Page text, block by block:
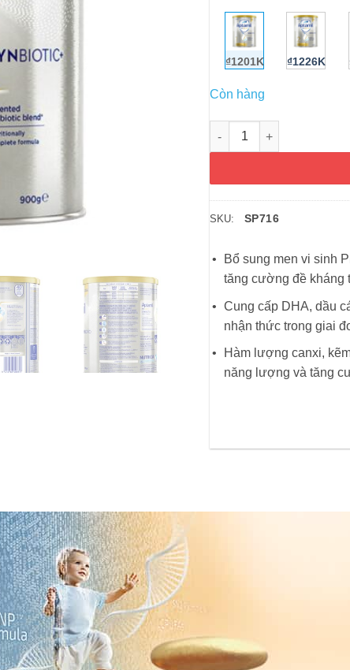
₫1201K ₫1226K
Còn hàng
Sữa bột số 1 cho bé từ 0
SKU: SP716
Bổ sung men vi sinh
tăng cường đề kháng
Cung cấp DHA, dầu
nhận thức trong giai
Hàm lượng canxi,
năng lượng và tăng